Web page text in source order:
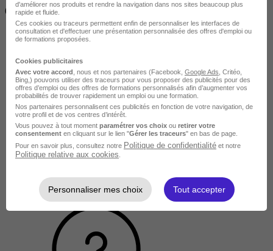
( 70h à 560h)
Longue
d'améliorer nos produits et rendre la navigation dans nos sites beaucoup plus
rapide et fluide.
Ces cookies ou traceurs permettent enfin de personnaliser les interfaces de
consultation et d'effectuer une présentation personnalisée des offres d'emploi ou
de formations proposées.
Cookies publicitaires
Avec votre accord , nous et nos partenaires (Facebook, Google Ads , Critéo,
Bing,) pouvons utiliser des traceurs pour vous proposer des publicités pour des
offres d’emploi ou des offres de formations personnalisés afin d’augmenter vos
probabilités de trouver rapidement un emploi ou une formation.
Nos partenaires personnalisent ces publicités en fonction de votre navigation, de
votre profil et de vos centres d’intérêt.
Vous pouvez à tout moment paramétrer vos choix ou retirer votre
consentement en cliquant sur le lien "Gérer les traceurs" en bas de page.
Pour en savoir plus, consultez notre Politique de confidentialité et notre
Politique relative aux cookies
Personnaliser mes choix Tout accepter